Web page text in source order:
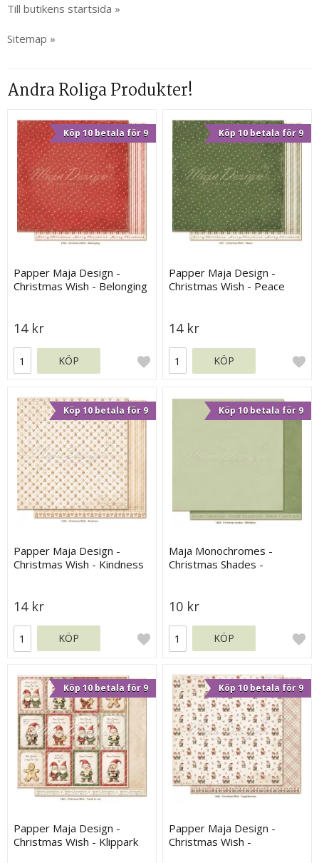
Till butikens startsida »
Sitemap »
Andra Roliga Produkter!
Köp 10 betala för 9
Papper Maja Design -
Christmas Wish - Belonging
14 kr
KÖP
Köp 10 betala för 9
Papper Maja Design -
Christmas Wish - Peace
14 kr
KÖP
Köp 10 betala för 9
Papper Maja Design -
Christmas Wish - Kindness
14 kr
KÖP
Köp 10 betala för 9
Maja Monochromes -
Christmas Shades -
10 kr
KÖP
Köp 10 betala för 9
Papper Maja Design -
Christmas Wish - Klippark
Köp 10 betala för 9
Papper Maja Design -
Christmas Wish -